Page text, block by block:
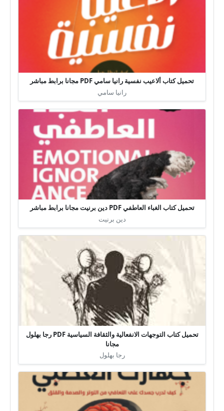
تحميل كتاب ألاعيب نفسية رانيا سامي PDF مجانا برابط مباشر
رانيا سامي
تحميل كتاب الغباء العاطفي PDF دين برنيت مجانا برابط مباشر
دين برنيت
تحميل كتاب التوجهات الانفعالية والثقافة السياسية PDF رجا بهلول
مجانا
رجا بهلول